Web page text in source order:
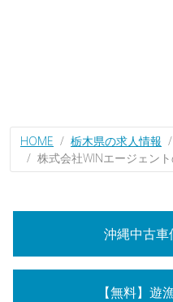
HOME 栃木県の求人情報
株式会社WINエージェン
沖縄中古車
【無料】遊